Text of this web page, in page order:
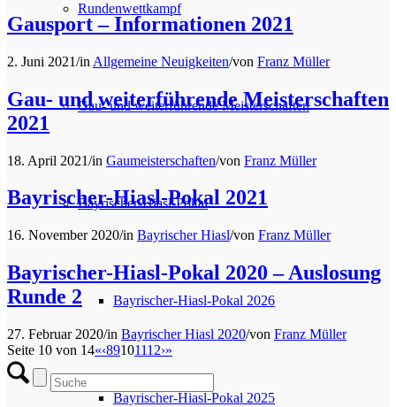
Rundenwettkampf
Gau- und weiterführende Meisterschaften
Bayrischer-Hiasl-Pokal
Bayrischer-Hiasl-Pokal 2026
Bayrischer-Hiasl-Pokal 2025
Gausport – Informationen 2021
2. Juni 2021/in Allgemeine Neuigkeiten/von Franz Müller
Gau- und weiterführende Meisterschaften
2021
18. April 2021/in Gaumeisterschaften/von Franz Müller
Bayrischer-Hiasl-Pokal 2021
16. November 2020/in Bayrischer Hiasl/von Franz Müller
Bayrischer-Hiasl-Pokal 2020 – Auslosung
Runde 2
27. Februar 2020/in Bayrischer Hiasl 2020/von Franz Müller
Seite 10 von 14«‹89101112›»